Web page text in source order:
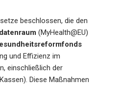
beschlossen, die den
(MyHealth@EU)
und Effizienz im
einschließlich der
Diese Maßnahmen